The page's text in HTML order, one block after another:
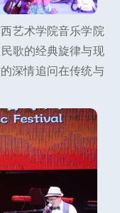
艺术学院音乐学院
歌的经典旋律与现
深情追问在传统与